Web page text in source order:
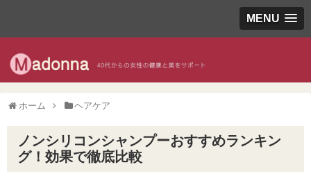
MENU
ホーム ヘアケア
ノンシリコンシャンプーおすすめランキン
グ！効果で徹底比較